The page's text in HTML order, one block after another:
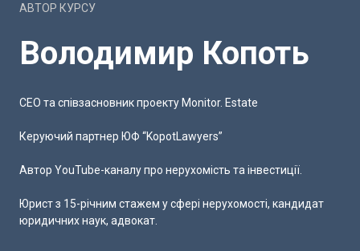
АВТОР КУРСУ
Володимир Копоть
СЕО та співзасновник проекту Monitor. Estate
Керуючий партнер ЮФ “KopotLawyers”
Автор YouTube-каналу про нерухомість та інвестиції.
Юрист з 15-річним стажем у сфері нерухомості, кандидат
юридичних наук, адвокат.